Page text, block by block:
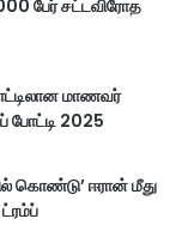
பேர் சட்டவிரோத
மாணவர்
போட்டி 2025
கொண்டு’ ஈரான் மீது